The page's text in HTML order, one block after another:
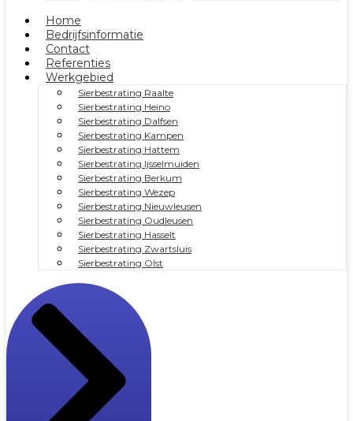
Home
Bedrijfsinformatie
Contact
Referenties
Werkgebied
Sierbestrating Raalte
Sierbestrating Heino
Sierbestrating Dalfsen
Sierbestrating Kampen
Sierbestrating Hattem
Sierbestrating Ijsselmuiden
Sierbestrating Berkum
Sierbestrating Wezep
Sierbestrating Nieuwleusen
Sierbestrating Oudleusen
Sierbestrating Hasselt
Sierbestrating Zwartsluis
Sierbestrating Olst